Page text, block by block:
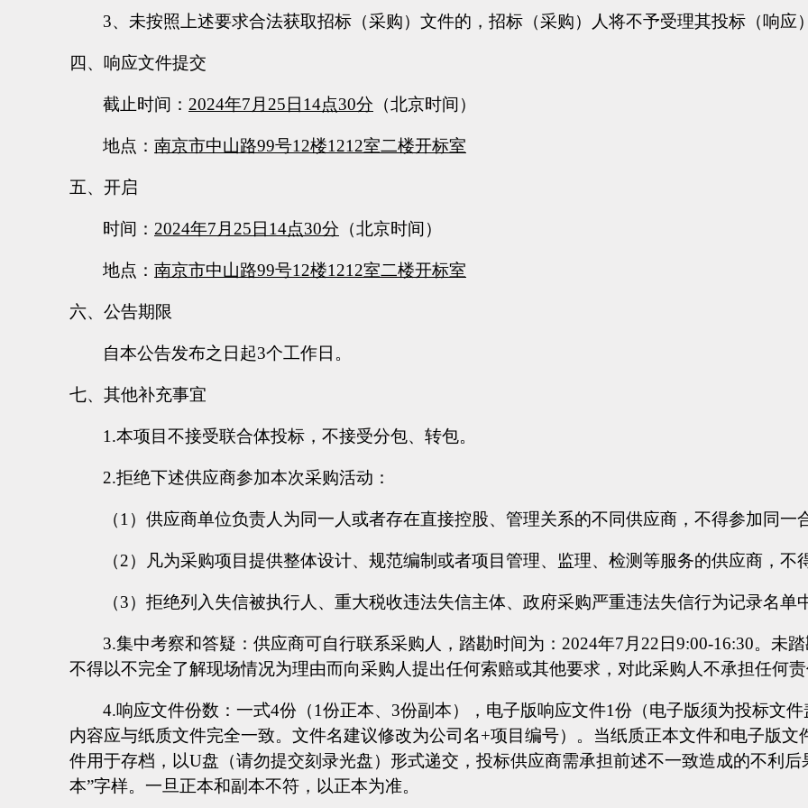
3、未按照上述要求合法获取招标（采购）文件的，招标（采购）人将不予受理其投标（响应
四、响应文件提交
截止时间： 2024年7月 25 日 14点30分 （北京时间）
地点： 南京市中山路99号12楼1212室二楼开标室
五、开启
时间： 2024年7月 25 日 14点30分 （北京时间）
地点： 南京市中山路99号12楼1212室二楼开标室
六、公告期限
自本公告发布之日起3个工作日。
七、其他补充事宜
1.本项目不接受联合体投标，不接受分包、转包。
2.拒绝下述供应商参加本次采购活动：
（1）供应商单位负责人为同一人或者存在直接控股、管理关系的不同供应商，不得参加同一
（2）凡为采购项目提供整体设计、规范编制或者项目管理、监理、检测等服务的供应商，不
（3）拒绝列入失信被执行人、重大税收违法失信主体、政府采购严重违法失信行为记录名单
3.集中考察和答疑：供应商可自行联系采购人，踏勘时间为：2024年7月 22 日9:00-16:30。未
不得以不完全了解现场情况为理由而向采购人提出任何索赔或其他要求，对此采购人不承担任何
4.响应文件份数：一式4份（1份正本、3份副本），电子版响应文件1份（电子版须为投标文
内容应与纸质文件完全一致。文件名建议修改为公司名+项目编号）。当纸质正本文件和电子版
件用于存档，以U盘（请勿提交刻录光盘）形式递交，投标供应商需承担前述不一致造成的不利后
本”字样。一旦正本和副本不符，以正本为准。